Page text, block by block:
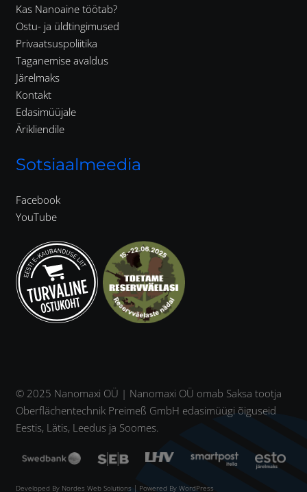
Kas Nanoaine töötab?
Ostu- ja üldtingimused
Privaatsuspoliitika
Taganemise avaldus
Järelmaks
Kontakt
Edasimüüjale
Ärikliendile
Sotsiaalmeedia
Facebook
YouTube
© 2025 Nanomaxi OÜ | Nanomaxi OÜ omab Saksa tootja
Oberflächentechnik Preimeß GmbH edasimüügi õiguseid
Eestis, Lätis, Leedus ja Soomes.
Developed By Nordes Web Solutions| Powered By WordPress